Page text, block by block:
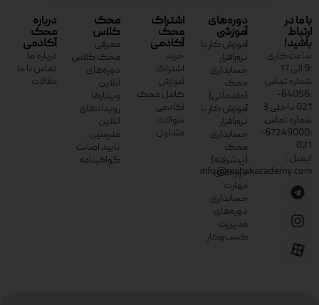
با ما در
ارتباط
باشید!
ساعت کاری
:9 الی 17
شماره تماس
:64056-
021 داخلی 3
شماره تماس
:67249000-
021
ایمیل :
info@mahakacademy.com
دوره‌های
آموزشی
آموزش کار با
نرم‌افزار
حسابداری
محک
(مقدماتی)
آموزش کار با
نرم‌افزار
حسابداری
محک
(پیشرفته)
دوره‌های
مهارت
حسابداری
دوره‌های
مدیریت
کسب‌وکار
اشتراک
محک
آکادمی
خرید
اشتراک
آموزش
کامل محک
آکادمی
سوالات
متداول
محک
کلاس
معرفی
محک کلاس
دوره‌های
آنلاین
وبینارها
رویدادهای
آنلاین
مدرسین
تایید اصالت
گواهینامه
درباره
محک
آکادمی
درباره ما
تماس با ما
مقالات